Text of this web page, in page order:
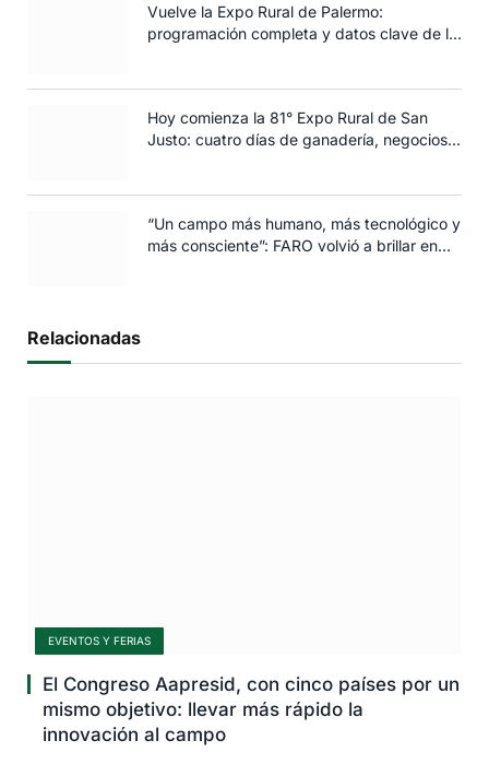
Vuelve la Expo Rural de Palermo:
programación completa y datos clave de la
Hoy comienza la 81° Expo Rural de San
Justo: cuatro días de ganadería, negocios y
“Un campo más humano, más tecnológico y
más consciente”: FARO volvió a brillar en
Relacionadas
EVENTOS Y FERIAS
El Congreso Aapresid, con cinco países por un
mismo objetivo: llevar más rápido la
innovación al campo